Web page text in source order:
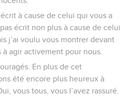
à cause de celui qui vous a
écrit non plus à cause de celui
j’ai voulu vous montrer devant
agir activement pour nous.
En plus de cet
été encore plus heureux à
vous tous, vous l’avez rassuré.